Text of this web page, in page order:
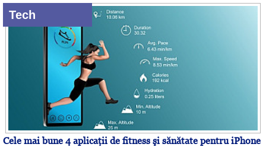
Tech
Cele mai bune 4 aplicaţii de fitness şi sănătate pentru iPhone